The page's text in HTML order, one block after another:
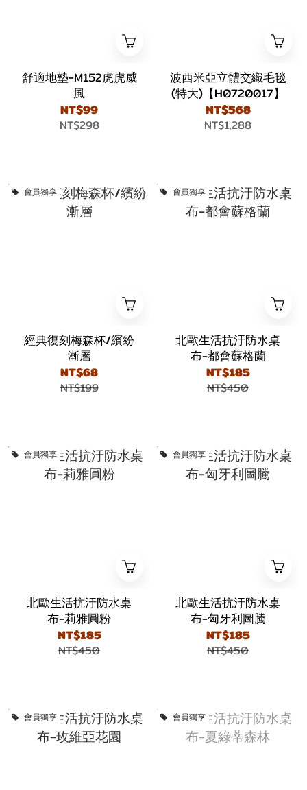
舒適地墊-M152虎虎威
風
NT$99
NT$298
波西米亞立體交織毛毯
(特大)【H0720017】
NT$568
NT$1,288
會員獨享
經典復刻梅森杯/繽紛
漸層
NT$68
NT$199
會員獨享
北歐生活抗汙防水桌
布-都會蘇格蘭
NT$185
NT$450
會員獨享
北歐生活抗汙防水桌
布-莉雅圓粉
NT$185
NT$450
會員獨享
北歐生活抗汙防水桌
布-匈牙利圖騰
NT$185
NT$450
會員獨享 會員獨享